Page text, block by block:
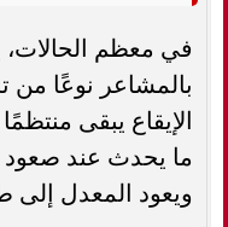
في معظم
بالمشاعر نوعًا من
الإيقاع يبقى
ما يحدث عند صعود
ويعود المعدل إلى